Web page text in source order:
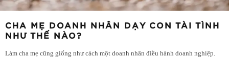
CHA MẸ DOANH NHÂN DẠY CON TÀI TÌNH
NHƯ THẾ NÀO?
Làm cha mẹ cũng giống như cách một doanh nhân điều hành doanh nghiệp.